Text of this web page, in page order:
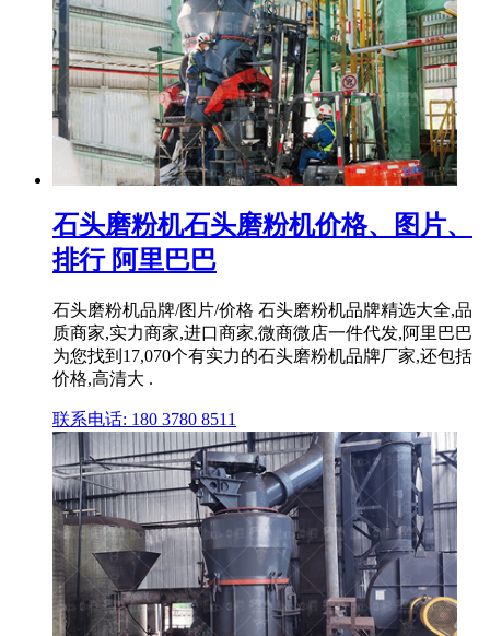
石头磨粉机石头磨粉机价格、图片、
排行 阿里巴巴
石头磨粉机品牌/图片/价格 石头磨粉机品牌精选大全,品
质商家,实力商家,进口商家,微商微店一件代发,阿里巴巴
为您找到17,070个有实力的石头磨粉机品牌厂家,还包括
价格,高清大 .
联系电话: 180 3780 8511